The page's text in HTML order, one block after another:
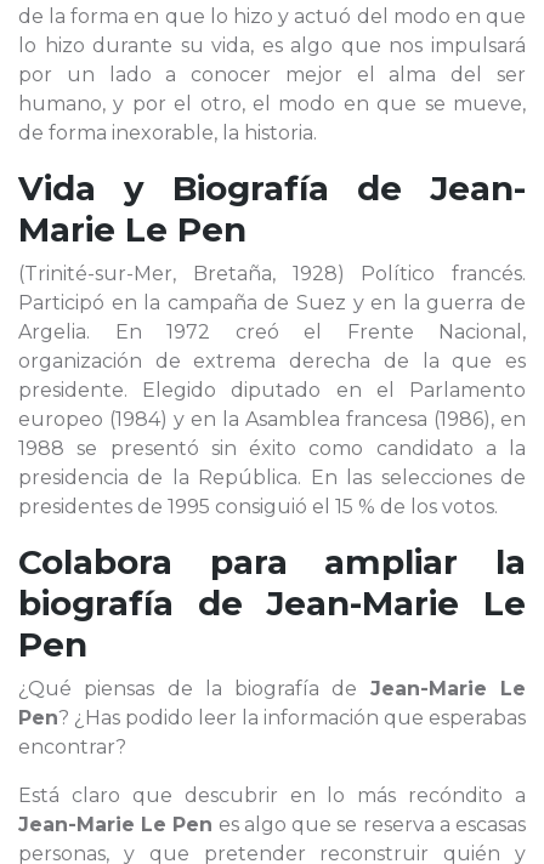
de la forma en que lo hizo y actuó del modo en que
lo hizo durante su vida, es algo que nos impulsará
por un lado a conocer mejor el alma del ser
humano, y por el otro, el modo en que se mueve,
de forma inexorable, la historia.
Vida y Biografía de Jean-
Marie Le Pen
(Trinité-sur-Mer, Bretaña, 1928) Político francés.
Participó en la campaña de Suez y en la guerra de
Argelia. En 1972 creó el Frente Nacional,
organización de extrema derecha de la que es
presidente. Elegido diputado en el Parlamento
europeo (1984) y en la Asamblea francesa (1986), en
1988 se presentó sin éxito como candidato a la
presidencia de la República. En las selecciones de
presidentes de 1995 consiguió el 15 % de los votos.
Colabora para ampliar la
biografía deJean-Marie Le
Pen
¿Qué piensas de la biografía de Jean-Marie Le
Pen? ¿Has podido leer la información que esperabas
encontrar?
Está claro que descubrir en lo más recóndito a
Jean-Marie Le Pen es algo que se reserva a escasas
personas, y que pretender reconstruir quién y